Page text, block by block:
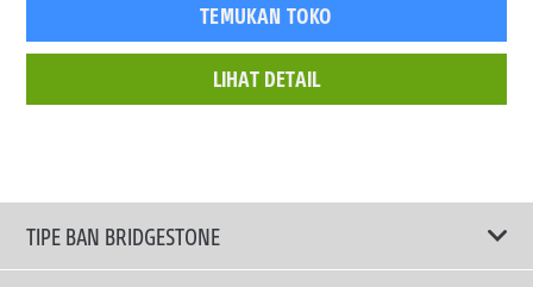
TEMUKAN TOKO
LIHAT DETAIL
TIPE BAN BRIDGESTONE